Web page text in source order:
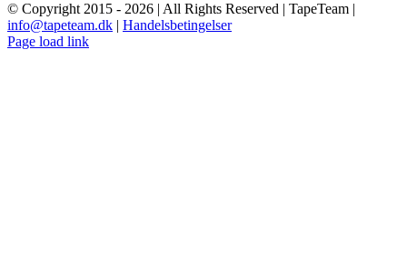
© Copyright 2015 - 2026 | All Rights Reserved | TapeTeam |
info@tapeteam.dk | Handelsbetingelser
Page load link